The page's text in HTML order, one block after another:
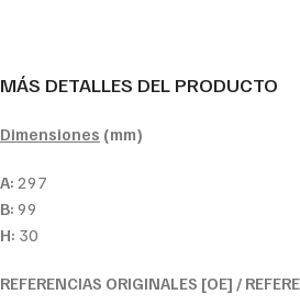
MÁS DETALLES DEL PRODUCTO
Dimensiones (mm)
A: 297
B: 99
H: 30
REFERENCIAS ORIGINALES [OE] /